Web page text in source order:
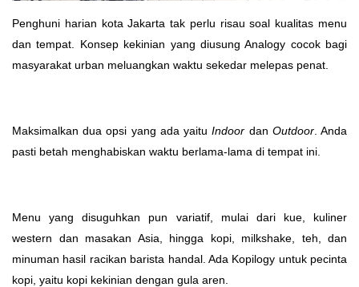
Penghuni harian kota Jakarta tak perlu risau soal kualitas menu
dan tempat. Konsep kekinian yang diusung Analogy cocok bagi
masyarakat urban meluangkan waktu sekedar melepas penat.
Maksimalkan dua opsi yang ada yaituIndoor dan Outdoor. Anda
pasti betah menghabiskan waktu berlama-lama di tempat ini.
Menu yang disuguhkan pun variatif, mulai dari kue, kuliner
western dan masakan Asia, hingga kopi, milkshake, teh, dan
minuman hasil racikan barista handal. Ada Kopilogy untuk pecinta
kopi, yaitu kopi kekinian dengan gula aren.